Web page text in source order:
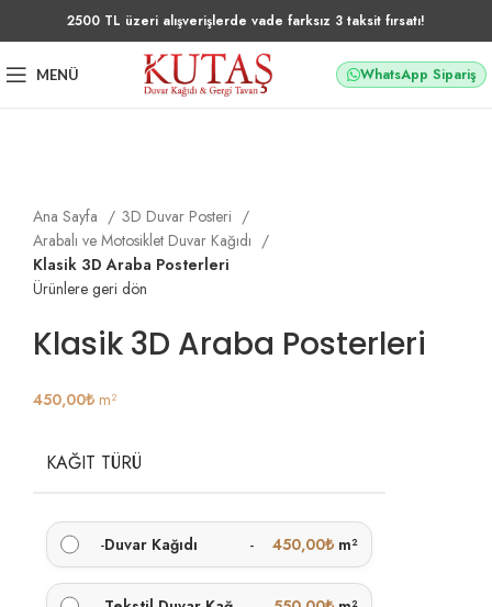
2500 TL üzeri alışverişlerde vade farksız 3 taksit fırsatı!
MENÜ WhatsApp Sipariş
Ana Sayfa
3D Duvar Posteri
Arabalı ve Motosiklet Duvar Kağıdı
Klasik 3D Araba Posterleri
Ürünlere geri dön
Klasik 3D Araba Posterleri
450,00₺ m²
KAĞIT TÜRÜ
-Duvar Kağıdı - 450,00₺ m²